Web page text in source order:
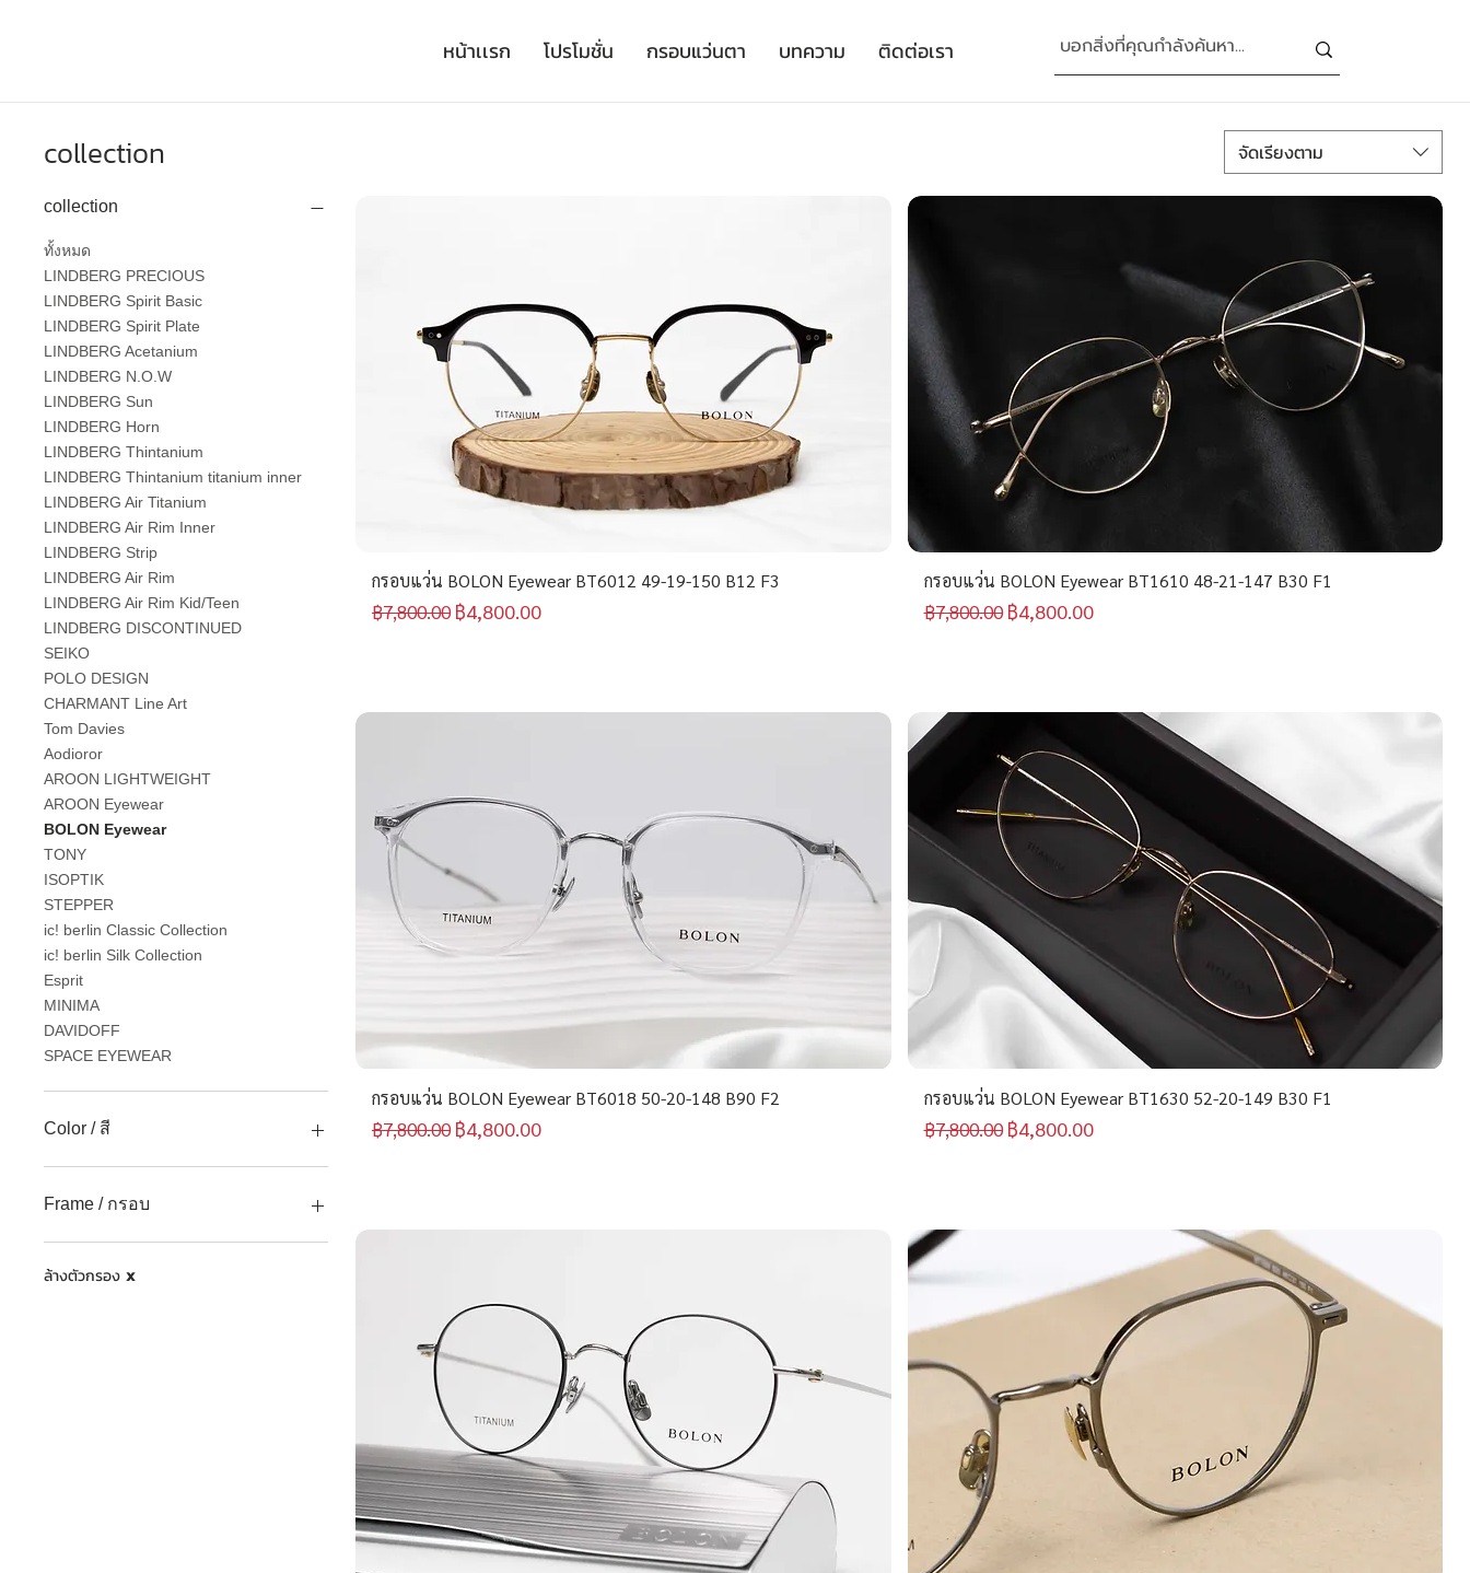
หน้าเเรก โปรโมชั่น กรอบแว่นตา บทความ ติดต่อเรา
collection
collection
ทั้งหมด
LINDBERG PRECIOUS
LINDBERG Spirit Basic
LINDBERG Spirit Plate
LINDBERG Acetanium
LINDBERG N.O.W
LINDBERG Sun
LINDBERG Horn
LINDBERG Thintanium
LINDBERG Thintanium titanium inner
LINDBERG Air Titanium
LINDBERG Air Rim Inner
LINDBERG Strip
LINDBERG Air Rim
LINDBERG Air Rim Kid/Teen
LINDBERG DISCONTINUED
SEIKO
POLO DESIGN
CHARMANT Line Art
Tom Davies
Aodioror
AROON LIGHTWEIGHT
AROON Eyewear
BOLON Eyewear
TONY
ISOPTIK
STEPPER
ic! berlin Classic Collection
ic! berlin Silk Collection
Esprit
MINIMA
DAVIDOFF
SPACE EYEWEAR
Color / สี
เงิน
ทอง
ขาว
เทา
Frame / กรอบ
กรอบเต็ม ( Full frame )
ครึ่งกรอบ ( Semi frame )
ล้างตัวกรอง X
จัดเรียงตาม
กรอบแว่น BOLON Eyewear BT6012 49-19-150 B12 F3
ราคาปกติ
฿7,800.00 ราคาขายลด
฿4,800.00
กรอบแว่น BOLON Eyewear BT1610 48-21-147 B30 F1
ราคาปกติ
฿7,800.00 ราคาขายลด
฿4,800.00
กรอบแว่น BOLON Eyewear BT6018 50-20-148 B90 F2
ราคาปกติ
฿7,800.00 ราคาขายลด
฿4,800.00
กรอบแว่น BOLON Eyewear BT1630 52-20-149 B30 F1
ราคาปกติ
฿7,800.00 ราคาขายลด
฿4,800.00